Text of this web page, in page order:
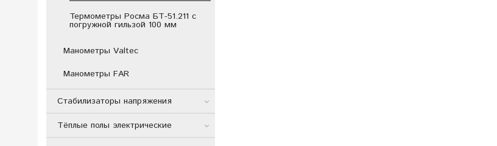
Термометры Росма БТ-51.211 с
погружной гильзой 100 мм
Манометры Valtec
Манометры FAR
Стабилизаторы напряжения
Тёплые полы электрические